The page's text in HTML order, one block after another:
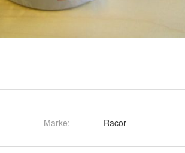
Marke: Racor